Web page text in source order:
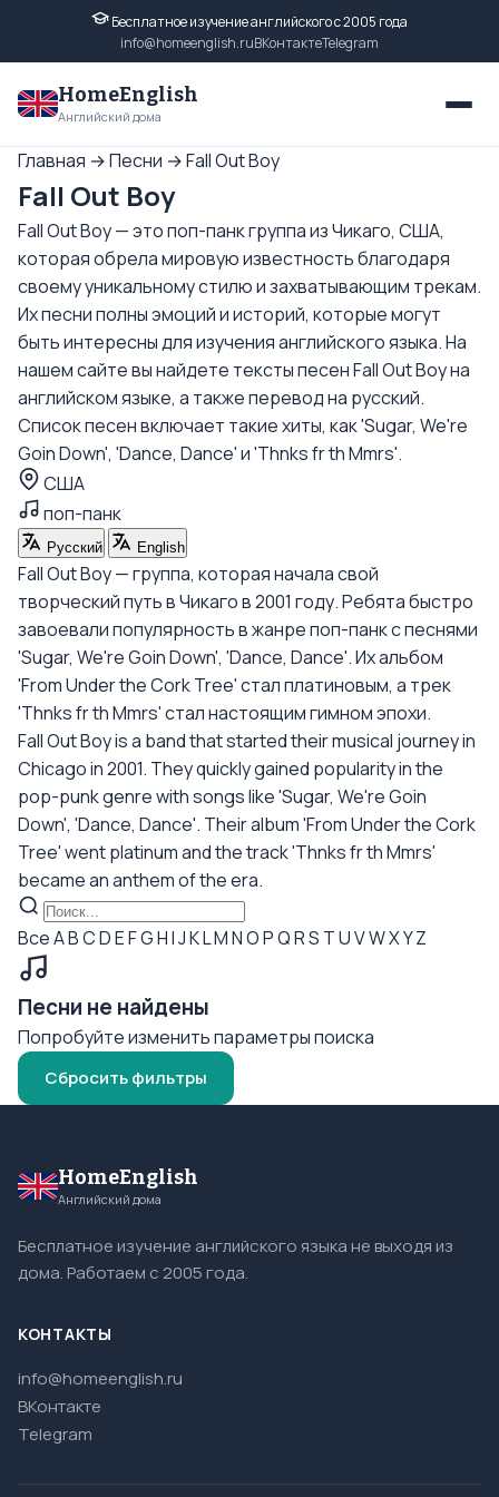
Бесплатное изучение английского с 2005 года
info@homeenglish.ruВКонтактеTelegram
HomeEnglish
Английский дома
Главная →Песни →Fall Out Boy
Fall Out Boy
Fall Out Boy — это поп-панк группа из Чикаго, США,
которая обрела мировую известность благодаря
своему уникальному стилю и захватывающим трекам.
Их песни полны эмоций и историй, которые могут
быть интересны для изучения английского языка. На
нашем сайте вы найдете тексты песен Fall Out Boy на
английском языке, а также перевод на русский.
Список песен включает такие хиты, как 'Sugar, We're
Goin Down', 'Dance, Dance' и 'Thnks fr th Mmrs'.
США
поп-панк
Русский English
Fall Out Boy — группа, которая начала свой
творческий путь в Чикаго в 2001 году. Ребята быстро
завоевали популярность в жанре поп-панк с песнями
'Sugar, We're Goin Down', 'Dance, Dance'. Их альбом
'From Under the Cork Tree' стал платиновым, а трек
'Thnks fr th Mmrs' стал настоящим гимном эпохи.
Fall Out Boy is a band that started their musical journey in
Chicago in 2001. They quickly gained popularity in the
pop-punk genre with songs like 'Sugar, We're Goin
Down', 'Dance, Dance'. Their album 'From Under the Cork
Tree' went platinum and the track 'Thnks fr th Mmrs'
became an anthem of the era.
ВсеABCDEFGHIJKLMNOPQRS TUVWXYZ
Песни не найдены
Попробуйте изменить параметры поиска
Сбросить фильтры
HomeEnglish
Английский дома
Бесплатное изучение английского языка не выходя из
дома. Работаем с 2005 года.
КОНТАКТЫ
info@homeenglish.ru
ВКонтакте
Telegram